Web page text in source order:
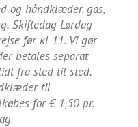
og håndklæder, gas,
Skiftedag Lørdag
før kl 11. Vi gør
betales separat
fra sted til sted.
til
for € 1,50 pr.